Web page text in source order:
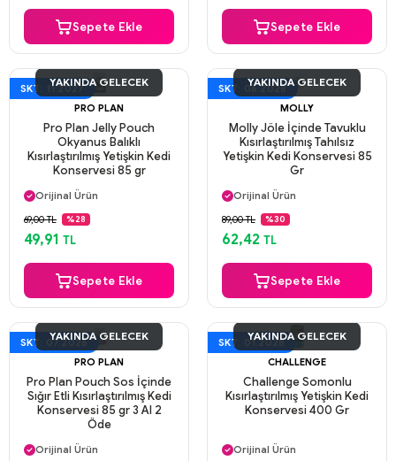
Sepete Ekle Sepete Ekle
SKT: 11.2027
YAKINDA GELECEK
PRO PLAN
Pro Plan Jelly Pouch
Okyanus Balıklı
Kısırlaştırılmış Yetişkin Kedi
Konservesi 85 gr
Aynı Gün Kargo
Orijinal Ürün
Güvenli Ödeme
Aynı Gün Kargo
69,00 TL %28
49,91 TL
Sepete Ekle
SKT: 06.2028
YAKINDA GELECEK
MOLLY
Molly Jöle İçinde Tavuklu
Kısırlaştırılmış Tahılsız
Yetişkin Kedi Konservesi 85
Gr
Aynı Gün Kargo
Orijinal Ürün
Güvenli Ödeme
Aynı Gün Kargo
89,00 TL %30
62,42 TL
Sepete Ekle
SKT: 07.2026
YAKINDA GELECEK
PRO PLAN
Pro Plan Pouch Sos İçinde
Sığır Etli Kısırlaştırılmış Kedi
Konservesi 85 gr 3 Al 2
Öde
Aynı Gün Kargo
Orijinal Ürün
SKT: 01.2028
YAKINDA GELECEK
CHALLENGE
Challenge Somonlu
Kısırlaştırılmış Yetişkin Kedi
Konservesi 400 Gr
Orijinal Ürün